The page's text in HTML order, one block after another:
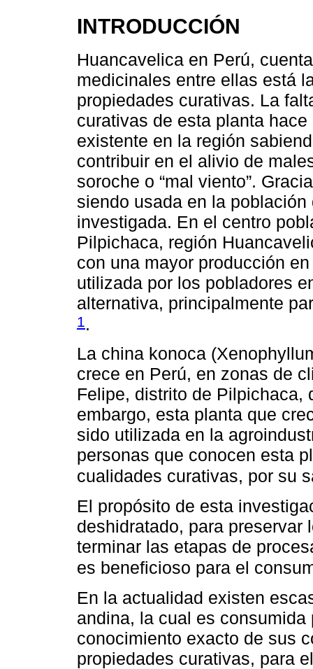
INTRODUCCIÓN
Huancavelica en Perú,
medicinales entre ellas está
propiedades curativas. La
curativas de esta planta
existente en la región
contribuir en el alivio de
soroche o “mal viento”.
siendo usada en la
investigada. En el centro
Pilpichaca, región
con una mayor producción
utilizada por los pobladores
alternativa, principalmente
1.
La china konoca
crece en Perú, en zonas de
Felipe, distrito de Pilpichaca,
embargo, esta planta que
sido utilizada en la
personas que conocen esta
cualidades curativas, por su
El propósito de esta
deshidratado, para
terminar las etapas de
es beneficioso para el
En la actualidad existen
andina, la cual es
conocimiento exacto de sus
propiedades curativas, para